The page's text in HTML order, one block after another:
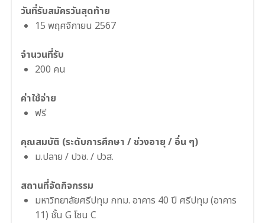
วันที่รับสมัครวันสุดท้าย
15 พฤศจิกายน 2567
จำนวนที่รับ
200 คน
ค่าใช้จ่าย
ฟรี
คุณสมบัติ (ระดับการศึกษา / ช่วงอายุ / อื่น ๆ)
ม.ปลาย / ปวช. / ปวส.
สถานที่จัดกิจกรรม
มหาวิทยาลัยศรีปทุม กทม. อาคาร 40 ปี ศรีปทุม (อาคาร
11) ชั้น G โซน C